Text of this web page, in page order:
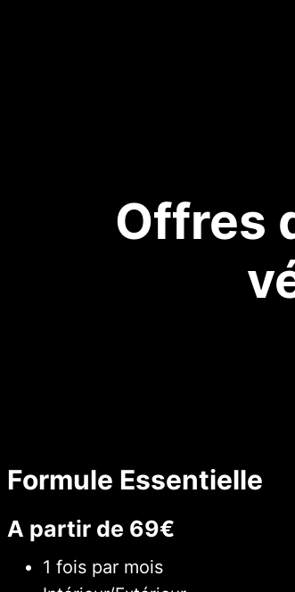
Offres
Formule Essentielle
A partir de 69€
1 fois par mois